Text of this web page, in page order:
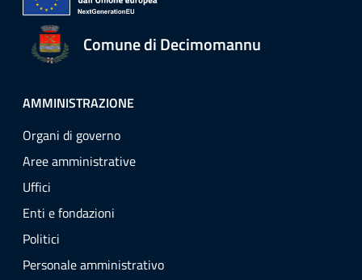
Comune di Decimomannu
AMMINISTRAZIONE
Organi di governo
Aree amministrative
Uffici
Enti e fondazioni
Politici
Personale amministrativo